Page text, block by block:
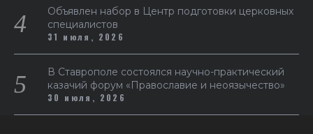
Объявлен набор в Центр подготовки церковных
специалистов
31 июля, 2026
В Ставрополе состоялся научно-практический
казачий форум «Православие и неоязычество»
30 июля, 2026